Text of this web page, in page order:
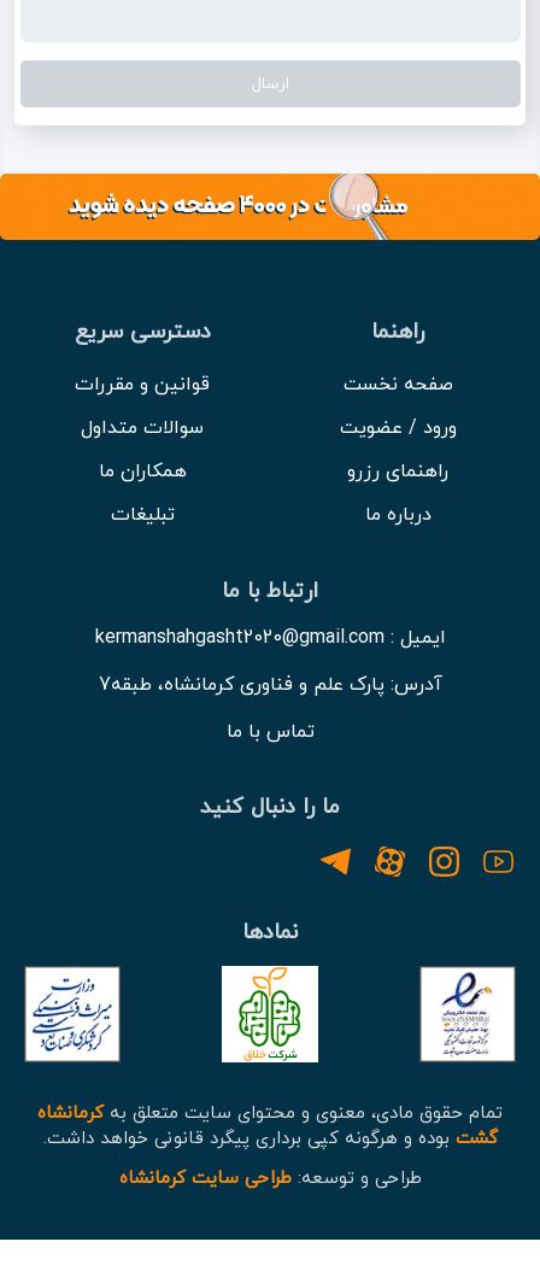
راهنما
صفحه نخست
ورود / عضویت
راهنمای رزرو
درباره ما
دسترسی سریع
قوانین و مقررات
سوالات متداول
همکاران ما
تبلیغات
ارتباط با ما
ایمیل : kermanshahgasht2020@gmail.com
آدرس: پارک علم و فناوری کرمانشاه، طبقه7
تماس با ما
ما را دنبال کنید
نمادها
تمام حقوق مادی، معنوی و محتوای سایت متعلق بهکرمانشاه
گشت بوده و هرگونه کپی برداری پیگرد قانونی خواهد داشت.
طراحی و توسعه:طراحی سایت کرمانشاه